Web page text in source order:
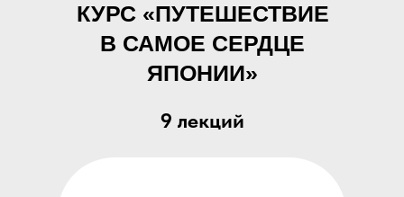
КУРС «ПУТЕШЕСТВИЕ
В САМОЕ СЕРДЦЕ
ЯПОНИИ»
9 лекций